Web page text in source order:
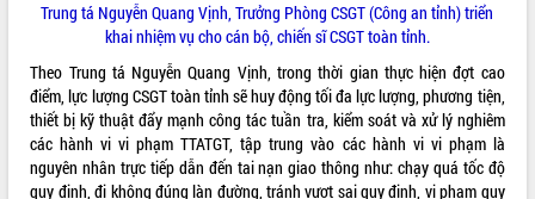
Hôm nay: 30823
66143937
Trung tá Nguyễn Quang Vịnh, Trưởng Phòng CSGT (Công an tỉnh) triển
khai nhiệm vụ cho cán bộ, chiến sĩ CSGT toàn tỉnh.
Theo Trung tá Nguyễn Quang Vịnh, trong thời gian thực hiện đợt cao
điểm, lực lượng CSGT toàn tỉnh sẽ huy động tối đa lực lượng, phương tiện,
thiết bị kỹ thuật đẩy mạnh công tác tuần tra, kiểm soát và xử lý nghiêm
các hành vi vi phạm TTATGT, tập trung vào các hành vi vi phạm là
nguyên nhân trực tiếp dẫn đến tai nạn giao thông như: chạy quá tốc độ
quy định, đi không đúng làn đường, tránh vượt sai quy định, vi phạm quy